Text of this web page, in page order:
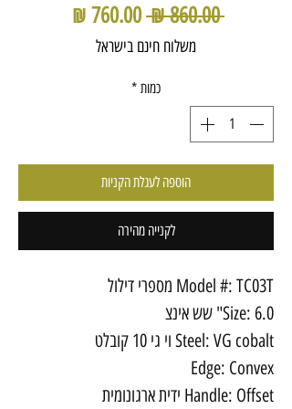
‏860.00 ‏₪
מחיר
רגיל
משלוח חינם בישראל
כמות *
הוספה לעגלת הקניות
לקנייה מהירה
Model #: TC03T מספרי דילול
Size: 6.0" שש אינצ
Steel: VG cobalt וי גי 10 קובלט
Edge: Convex
Handle: Offset ידית ארגונומית